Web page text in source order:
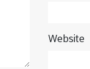
Website